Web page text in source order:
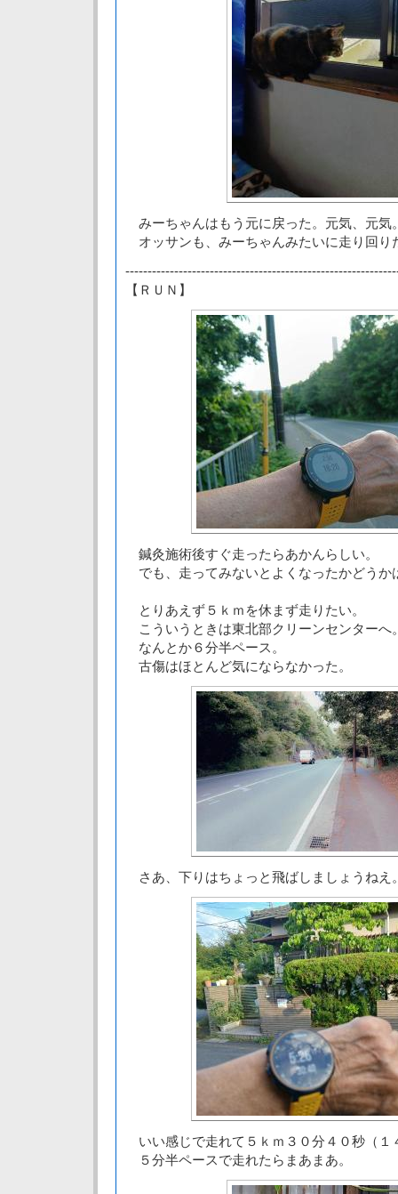
みーちゃんはもう元に戻った。元気、元気
オッサンも、みーちゃんみたいに走り回り
【ＲＵＮ】
鍼灸施術後すぐ走ったらあかんらしい。
でも、走ってみないとよくなったかどうか
とりあえず５ｋｍを休まず走りたい。
こういうときは東北部クリーンセンターへ
なんとか６分半ペース。
古傷はほとんど気にならなかった。
さあ、下りはちょっと飛ばしましょうねえ
いい感じで走れて５ｋｍ３０分４０秒（１
５分半ペースで走れたらまあまあ。